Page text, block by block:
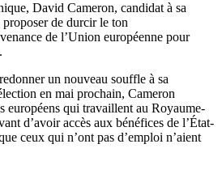
David Cameron, candidat à sa
de durcir le ton
de l’Union européenne pour
un nouveau souffle à sa
en mai prochain, Cameron
européens qui travaillent au Royaume-
d’avoir accès aux bénéfices de l’État-
ceux qui n’ont pas d’emploi n’aient